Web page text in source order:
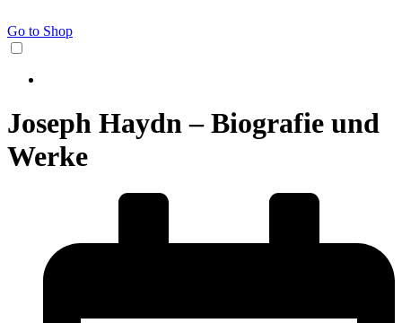
Go to Shop
Joseph Haydn – Biografie und
Werke